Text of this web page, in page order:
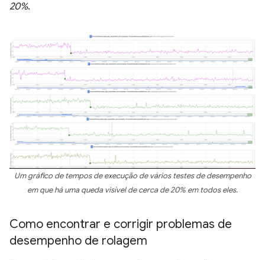
20%.
Um gráfico de tempos de execução de vários testes de desempenho
em que há uma queda visível de cerca de 20% em todos eles.
Como encontrar e corrigir problemas de
desempenho de rolagem